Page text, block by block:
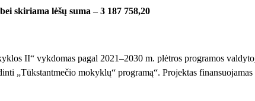
skiriama lėšų suma – 3 187 758,20
II“ vykdomas pagal 2021–2030 m. plėtros programos
„Tūkstantmečio mokyklų“ programą“. Projektas